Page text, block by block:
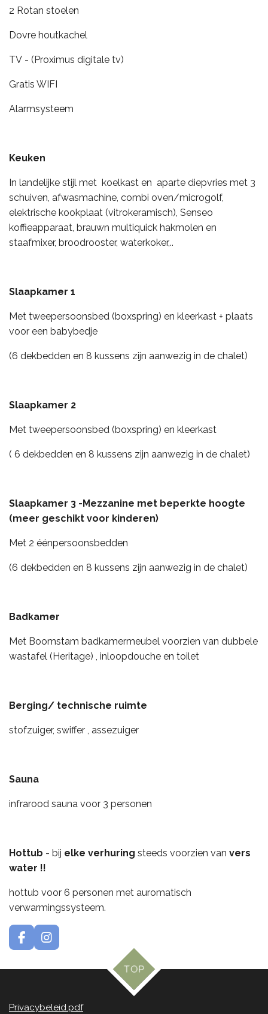
2 Rotan stoelen
Dovre houtkachel
TV - (Proximus digitale tv)
Gratis WIFI
Alarmsysteem
Keuken
In landelijke stijl met koelkast en aparte diepvries met 3
schuiven, afwasmachine, combi oven/microgolf,
elektrische kookplaat (vitrokeramisch), Senseo
koffieapparaat, brauwn multiquick hakmolen en
staafmixer, broodrooster, waterkoker,..
Slaapkamer 1
Met tweepersoonsbed (boxspring) en kleerkast + plaats
voor een babybedje
(6 dekbedden en 8 kussens zijn aanwezig in de chalet)
Slaapkamer 2
Met tweepersoonsbed (boxspring) en kleerkast
( 6 dekbedden en 8 kussens zijn aanwezig in de chalet)
Slaapkamer 3 -Mezzanine met beperkte hoogte
(meer geschikt voor kinderen)
Met 2 éénpersoonsbedden
(6 dekbedden en 8 kussens zijn aanwezig in de chalet)
Badkamer
Met Boomstam badkamermeubel voorzien van dubbele
wastafel (Heritage) , inloopdouche en toilet
Berging/ technische ruimte
stofzuiger, swiffer , assezuiger
Sauna
infrarood sauna voor 3 personen
Hottub - bij elke verhuring steeds voorzien van vers
water !!
hottub voor 6 personen met auromatisch
verwarmingssysteem.
F
a
o
I
n
r
TOP
Privacybeleid.pdf